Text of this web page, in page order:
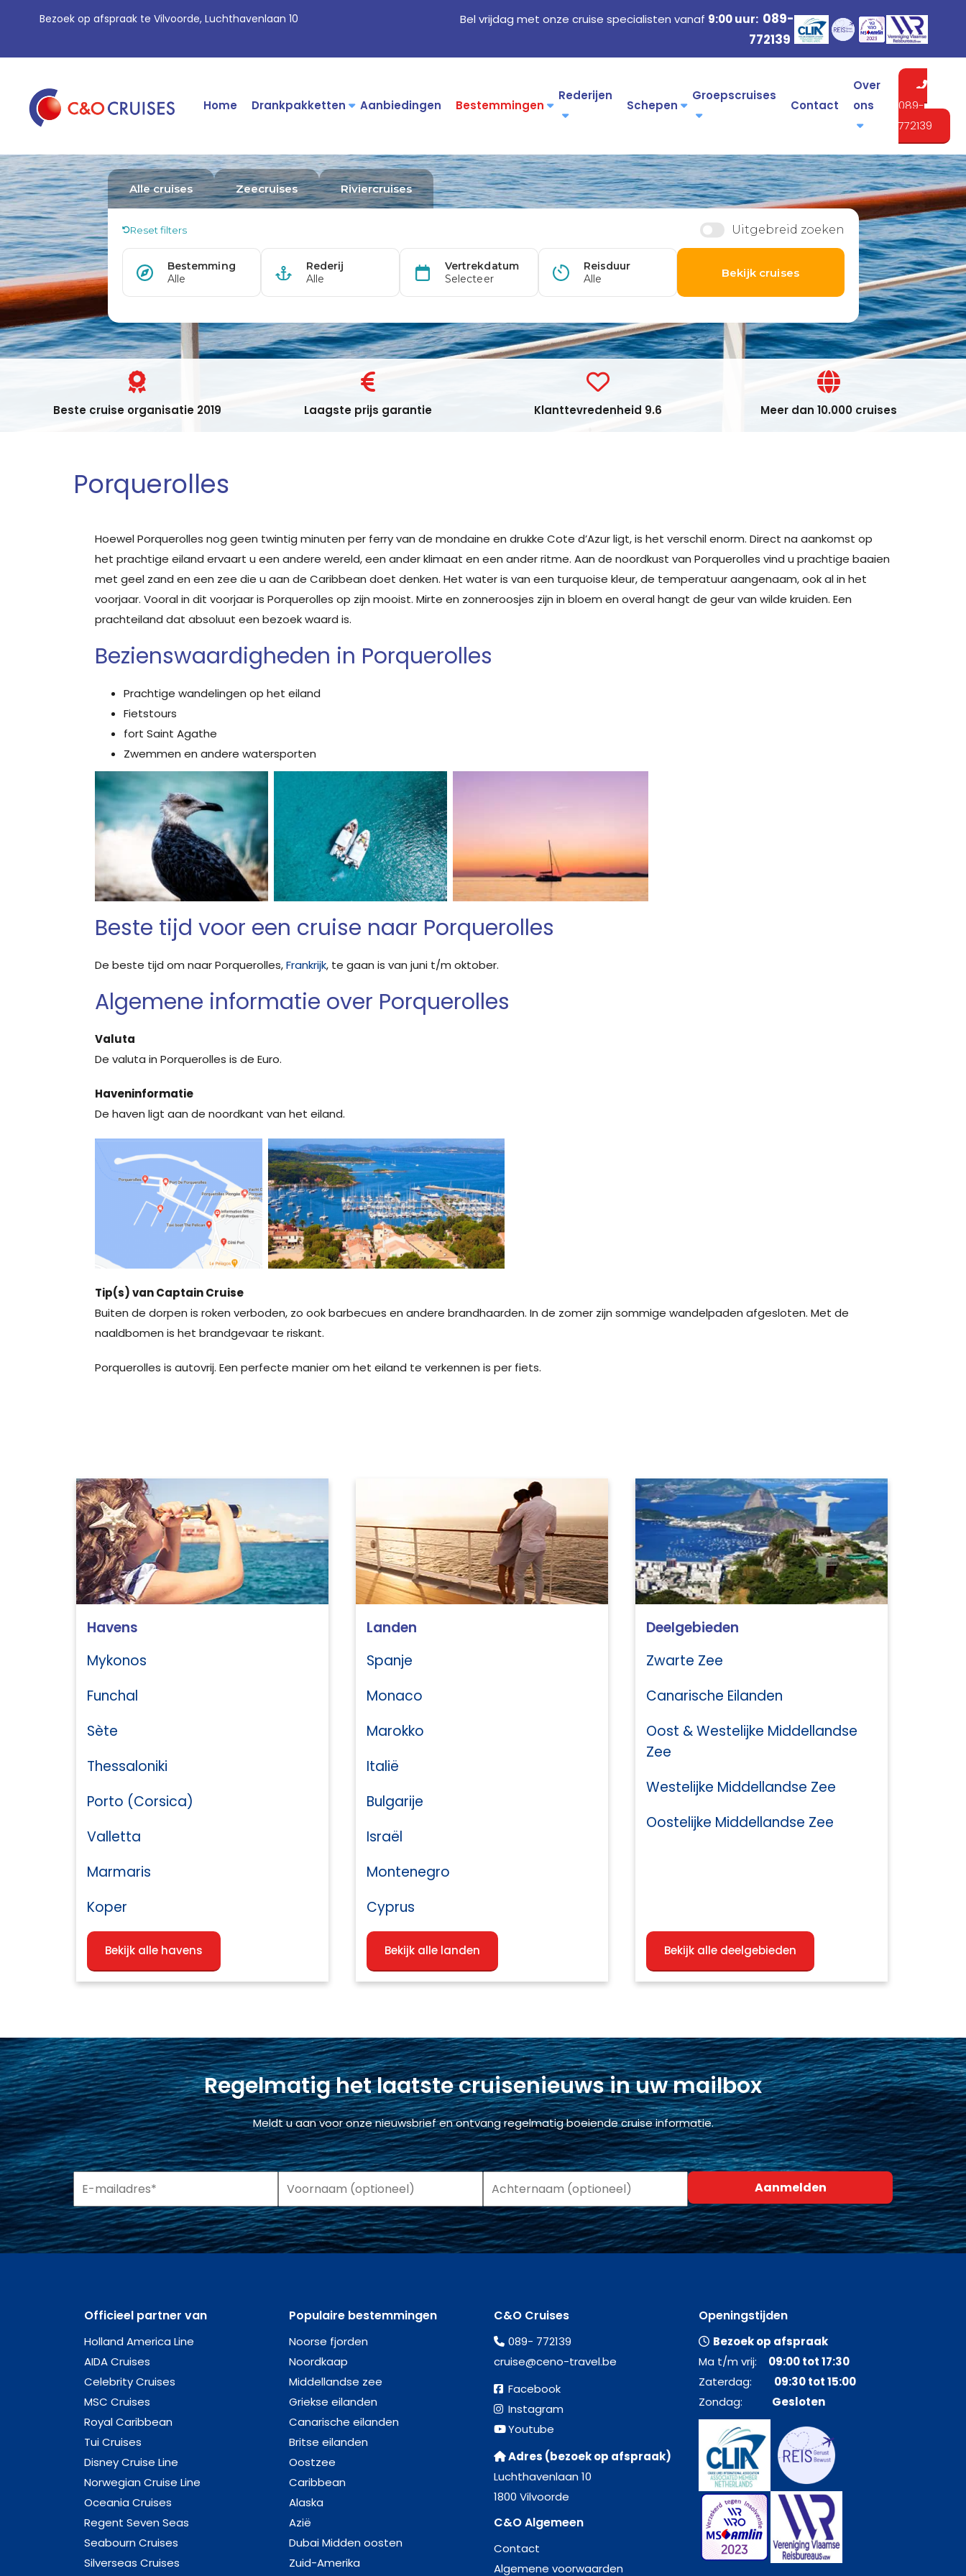
Bezoek op afspraak te Vilvoorde, Luchthavenlaan 10 Bel vrijdag met onze cruise specialisten vanaf 9:00 uur: 089-
772139
Home Drankpakketten Aanbiedingen Bestemmingen
Rederijen
Schepen
Groepscruises
Contact
Over
ons
089-
772139
Beste cruise organisatie 2019 Laagste prijs garantie Klanttevredenheid 9.6 Meer dan 10.000 cruises
Porquerolles
Hoewel Porquerolles nog geen twintig minuten per ferry van de mondaine en drukke Cote d’Azur ligt, is het verschil enorm. Direct na aankomst op
het prachtige eiland ervaart u een andere wereld, een ander klimaat en een ander ritme. Aan de noordkust van Porquerolles vind u prachtige baaien
met geel zand en een zee die u aan de Caribbean doet denken. Het water is van een turquoise kleur, de temperatuur aangenaam, ook al in het
voorjaar. Vooral in dit voorjaar is Porquerolles op zijn mooist. Mirte en zonneroosjes zijn in bloem en overal hangt de geur van wilde kruiden. Een
prachteiland dat absoluut een bezoek waard is.
Bezienswaardigheden in Porquerolles
Prachtige wandelingen op het eiland
Fietstours
fort Saint Agathe
Zwemmen en andere watersporten
Beste tijd voor een cruise naar Porquerolles
De beste tijd om naar Porquerolles,Frankrijk, te gaan is van juni t/m oktober.
Algemene informatie over Porquerolles
Valuta
De valuta in Porquerolles is de Euro.
Haveninformatie
De haven ligt aan de noordkant van het eiland.
Tip(s) van Captain Cruise
Buiten de dorpen is roken verboden, zo ook barbecues en andere brandhaarden. In de zomer zijn sommige wandelpaden afgesloten. Met de
naaldbomen is het brandgevaar te riskant.
Porquerolles is autovrij. Een perfecte manier om het eiland te verkennen is per fiets.
Havens
Mykonos
Funchal
Sète
Thessaloniki
Porto (Corsica)
Valletta
Marmaris
Koper
Bekijk alle havens
Landen
Spanje
Monaco
Marokko
Italië
Bulgarije
Israël
Montenegro
Cyprus
Bekijk alle landen
Deelgebieden
Zwarte Zee
Canarische Eilanden
Oost & Westelijke Middellandse
Zee
Westelijke Middellandse Zee
Oostelijke Middellandse Zee
Bekijk alle deelgebieden
Regelmatig het laatste cruisenieuws in uw mailbox
Meldt u aan voor onze nieuwsbrief en ontvang regelmatig boeiende cruise informatie.
Officieel partner van
Holland America Line
AIDA Cruises
Celebrity Cruises
MSC Cruises
Royal Caribbean
Tui Cruises
Disney Cruise Line
Norwegian Cruise Line
Oceania Cruises
Regent Seven Seas
Seabourn Cruises
Silverseas Cruises
Populaire bestemmingen
Noorse fjorden
Noordkaap
Middellandse zee
Griekse eilanden
Canarische eilanden
Britse eilanden
Oostzee
Caribbean
Alaska
Azië
Dubai Midden oosten
Zuid-Amerika
C&O Cruises
089- 772139
cruise@ceno-travel.be
Facebook
Instagram
Youtube
Adres (bezoek op afspraak)
Luchthavenlaan 10
1800 Vilvoorde
C&O Algemeen
Contact
Algemene voorwaarden
Openingstijden
Bezoek op afspraak
Ma t/m vrij: 09:00 tot 17:30
Zaterdag: 09:30 tot 15:00
Zondag: Gesloten